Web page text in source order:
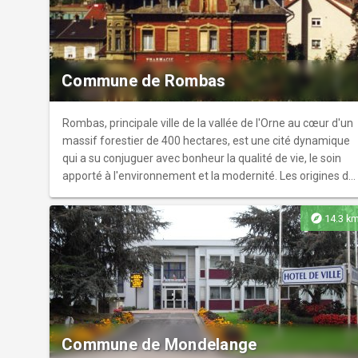
Commune de Rombas
Rombas, principale ville de la vallée de l'Orne au cœur d'un
massif forestier de 400 hectares, est une cité dynamique
qui a su conjuguer avec bonheur la qualité de vie, le soin
apporté à l'environnement et la modernité. Les origines de
de la côte de Drince des traces de présence humaine
remontant à 15 000 ans avant notre ère. Au IXème siècle,
les moines de l'abbaye de Gorze ont enseigné aux
villageois la culture de la vigne, qui fut pendant mille ans la
première source de revenus. De son passé agricole et
viticole, Rombas garde de nombreuses traces,
notamment au niveau de son architecture. Elle a connu au
XIXème siècle un développement industriel important, et a
su réussir sa reconversion économique récente. Un de ces
explore 14.3
Commune de Mondelange